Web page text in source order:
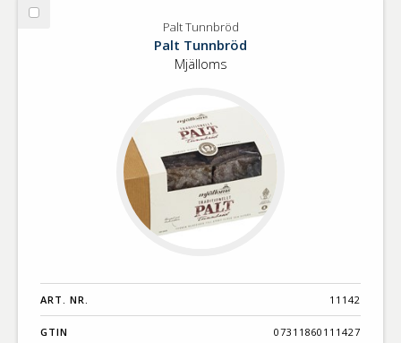
Välj
Palt Tunnbröd
Palt Tunnbröd
Mjälloms
ART. NR. 11142
GTIN 07311860111427